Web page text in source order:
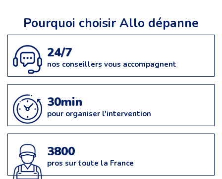
Pourquoi choisir Allo dépanne
24/7
nos conseillers vous accompagnent
30min
pour organiser l'intervention
3800
pros sur toute la France